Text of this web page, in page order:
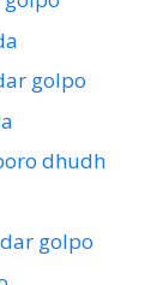
golpo
dhudh
golpo